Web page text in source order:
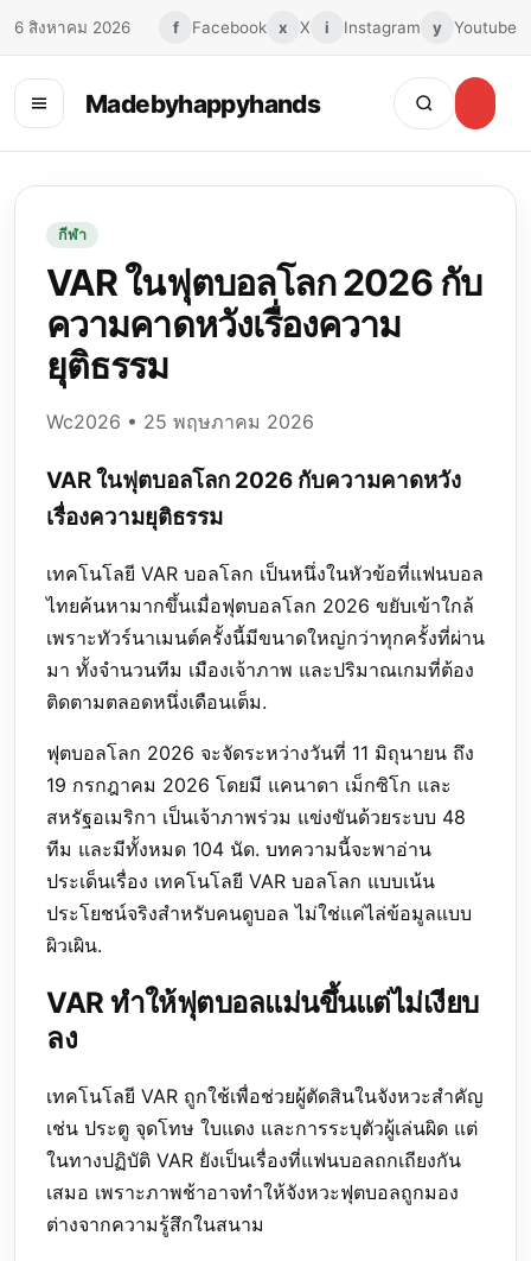
6 สิงหาคม 2026 f Facebook x X i Instagram y Youtube
Toggle
menu
Madebyhappyhands
กีฬา
VAR ในฟุตบอลโลก 2026 กับ
ความคาดหวังเรื่องความ
ยุติธรรม
Wc2026 • 25 พฤษภาคม 2026
VAR ในฟุตบอลโลก 2026 กับความคาดหวัง
เรื่องความยุติธรรม
เทคโนโลยี VAR บอลโลก เป็นหนึ่งในหัวข้อที่แฟนบอล
ไทยค้นหามากขึ้นเมื่อฟุตบอลโลก 2026 ขยับเข้าใกล้
เพราะทัวร์นาเมนต์ครั้งนี้มีขนาดใหญ่กว่าทุกครั้งที่ผ่าน
มา ทั้งจำนวนทีม เมืองเจ้าภาพ และปริมาณเกมที่ต้อง
ติดตามตลอดหนึ่งเดือนเต็ม.
ฟุตบอลโลก 2026 จะจัดระหว่างวันที่ 11 มิถุนายน ถึง
19 กรกฎาคม 2026 โดยมี แคนาดา เม็กซิโก และ
สหรัฐอเมริกา เป็นเจ้าภาพร่วม แข่งขันด้วยระบบ 48
ทีม และมีทั้งหมด 104 นัด. บทความนี้จะพาอ่าน
ประเด็นเรื่อง เทคโนโลยี VAR บอลโลก แบบเน้น
ประโยชน์จริงสำหรับคนดูบอล ไม่ใช่แค่ไล่ข้อมูลแบบ
ผิวเผิน.
VAR ทำให้ฟุตบอลแม่นขึ้นแต่ไม่เงียบ
ลง
เทคโนโลยี VAR ถูกใช้เพื่อช่วยผู้ตัดสินในจังหวะสำคัญ
เช่น ประตู จุดโทษ ใบแดง และการระบุตัวผู้เล่นผิด แต่
ในทางปฏิบัติ VAR ยังเป็นเรื่องที่แฟนบอลถกเถียงกัน
เสมอ เพราะภาพช้าอาจทำให้จังหวะฟุตบอลถูกมอง
ต่างจากความรู้สึกในสนาม